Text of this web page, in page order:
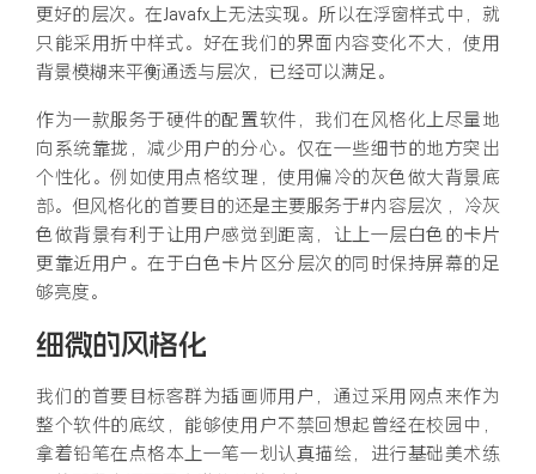
更好的层次。在Javafx上无法实现。所以在浮窗样式中，就
只能采用折中样式。好在我们的界面内容变化不大，使用
背景模糊来平衡通透与层次，已经可以满足。
作为一款服务于硬件的配置软件，我们在风格化上尽量地
向系统靠拢，减少用户的分心。仅在一些细节的地方突出
个性化。例如使用点格纹理，使用偏冷的灰色做大背景底
部。但风格化的首要目的还是主要服务于#内容层次 ，冷灰
色做背景有利于让用户感觉到距离，让上一层白色的卡片
更靠近用户。在于白色卡片区分层次的同时保持屏幕的足
够亮度。
细微的风格化
我们的首要目标客群为插画师用户，通过采用网点来作为
整个软件的底纹，能够使用户不禁回想起曾经在校园中，
拿着铅笔在点格本上一笔一划认真描绘，进行基础美术练